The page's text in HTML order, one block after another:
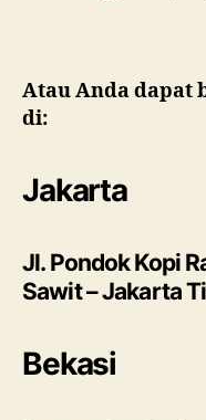
Atau Anda dapat
di:
Jakarta
Jl. Pondok Kopi
Sawit – Jakarta
Bekasi